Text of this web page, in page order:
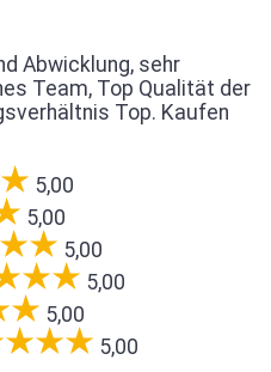
Abwicklung, sehr
Team, Top Qualität der
Top. Kaufen
5,00
5,00
5,00
5,00
5,00
5,00